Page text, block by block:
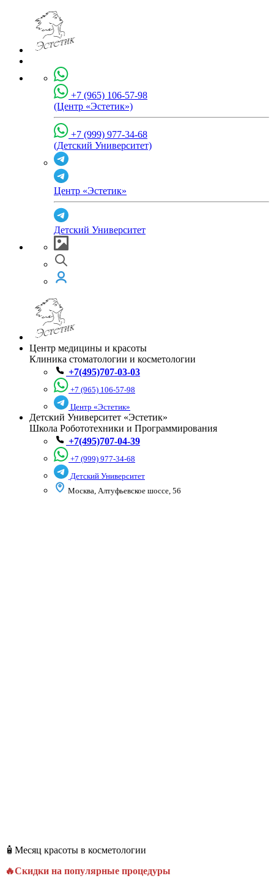
+7 (965) 106-57-98
(Центр «Эстетик»)
+7 (999) 977-34-68
(Детский Университет)
Центр «Эстетик»
Детский Университет
Центр медицины и красоты
Клиника стоматологии и косметологии
+7(495)707-03-03
+7 (965) 106-57-98
Центр «Эстетик»
Детский Университет «Эстетик»
Школа Робототехники и Программирования
+7(495)707-04-39
+7 (999) 977-34-68
Детский Университет
Москва, Алтуфьевское шоссе, 56
🧴Месяц красоты в косметологии
🔥Скидки на популярные процедуры